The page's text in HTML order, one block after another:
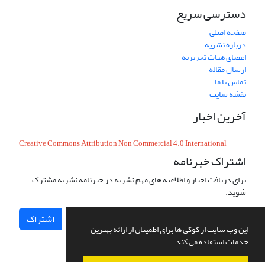
این وب سایت از کوکی ها برای اطمینان از ارائه بهترین
خدمات استفاده می کند.
دسترسی سریع
صفحه اصلی
درباره نشریه
اعضای هیات تحریریه
ارسال مقاله
تماس با ما
نقشه سایت
آخرین اخبار
Creative Commons Attribution Non Commercial 4.0 International
اشتراک خبرنامه
برای دریافت اخبار و اطلاعیه های مهم نشریه در خبرنامه نشریه مشترک
شوید.
اشتراک